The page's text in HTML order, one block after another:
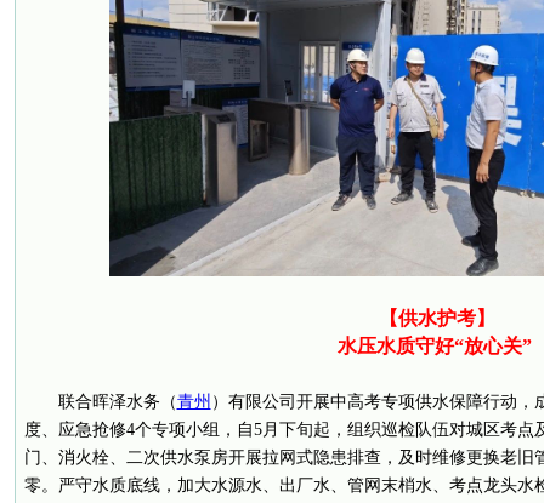
【供水护考】
水压水质守好“放心关”
联合晖泽水务（青州 ）有限公司开展中高考专项供水保障行动，
度、应急抢修4个专项小组，自5月下旬起，组织巡检队伍对城区考点
门、消火栓、二次供水泵房开展拉网式隐患排查，及时维修更换老旧
零。严守水质底线，加大水源水、出厂水、管网末梢水、考点龙头水